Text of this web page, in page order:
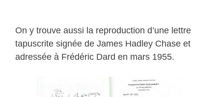
On y trouve aussi la reproduction d’une lettre
tapuscrite signée de James Hadley Chase et
adressée à Frédéric Dard en mars 1955.